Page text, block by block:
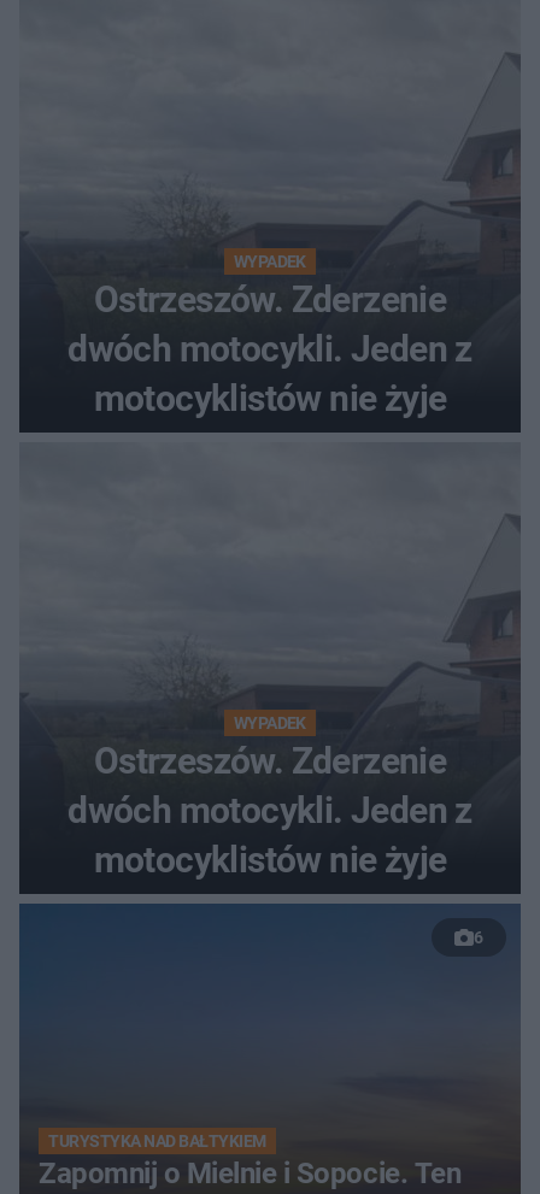
WYPADEK
Ostrzeszów. Zderzenie
dwóch motocykli. Jeden z
motocyklistów nie żyje
WYPADEK
Ostrzeszów. Zderzenie
dwóch motocykli. Jeden z
motocyklistów nie żyje
6
TURYSTYKA NAD BAŁTYKIEM
Zapomnij o Mielnie i Sopocie. Ten